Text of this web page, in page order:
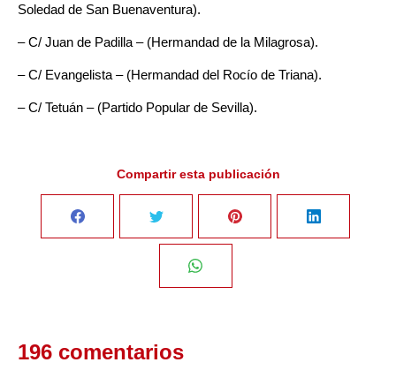
Soledad de San Buenaventura).
– C/ Juan de Padilla – (Hermandad de la Milagrosa).
– C/ Evangelista – (Hermandad del Rocío de Triana).
– C/ Tetuán – (Partido Popular de Sevilla).
Compartir esta publicación
Share Share Share
196 comentarios